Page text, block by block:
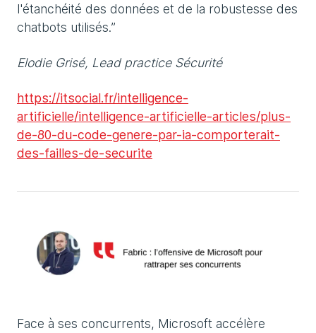
l'étanchéité des données et de la robustesse des
chatbots utilisés.”
Elodie Grisé, Lead practice Sécurité
https://itsocial.fr/intelligence-
artificielle/intelligence-artificielle-articles/plus-
de-80-du-code-genere-par-ia-comporterait-
des-failles-de-securite
Face à ses concurrents, Microsoft accélère